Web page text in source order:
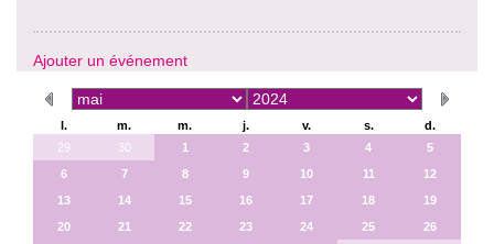
Ajouter un événement
l. m. m. j. v. s.
d.
29
30 1 2 3 4
5
6
7 8 9 10 11
12
13
14 15 16 17 18
19
20
21 22 23 24 25
26